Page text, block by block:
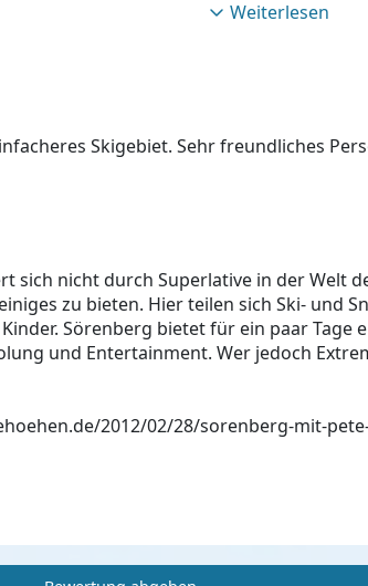
Weiterlesen
Skigebiet. Sehr freundliches
sich nicht durch Superlative in der Welt
zu bieten. Hier teilen sich Ski- und
Sörenberg bietet für ein paar Tage
und Entertainment. Wer jedoch
2012/02/28/sorenberg-mit-